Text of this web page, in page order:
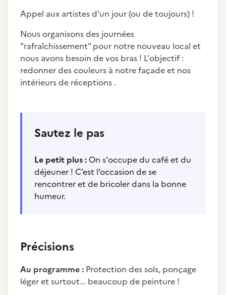
Appel aux artistes d'un jour (ou de toujours) !
Nous organisons des journées
"rafraîchissement" pour notre nouveau local et
nous avons besoin de vos bras ! L'objectif :
redonner des couleurs à notrefaçade et nos
intérieurs de réceptions .
Sautez le pas
Le petit plus : On s'occupe du café et du
déjeuner ! C’est l’occasion de se
rencontrer et de bricoler dans la bonne
humeur.
Précisions
Au programme : Protection des sols, ponçage
léger et surtout... beaucoup de peinture !